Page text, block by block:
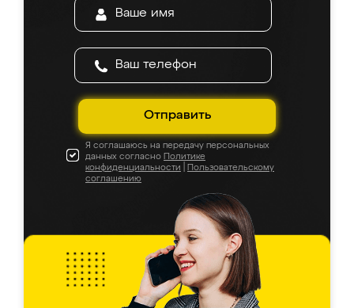
Отправить
Я соглашаюсь на передачу персональных
данных согласно Политике
конфиденциальности
Пользовательскому
соглашению